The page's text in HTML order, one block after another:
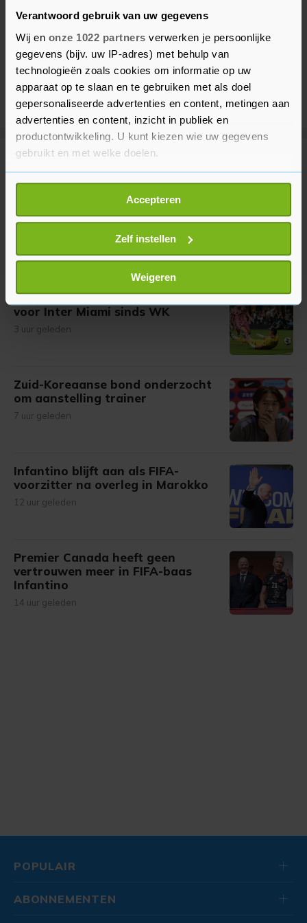
Verantwoord gebruik van uw gegevens
Wij en onze 1022 partners verwerken je persoonlijke
gegevens (bijv. uw IP-adres) met behulp van
technologieën zoals cookies om informatie op uw
apparaat op te slaan en te gebruiken met als doel
gepersonaliseerde advertenties en content, metingen aan
advertenties en content, inzicht in publiek en
productontwikkeling. U kunt kiezen wie uw gegevens
gebruikt en met welke doelen.
Als u het toestaat, willen we ook graag:
Informatie verzamelen over uw geografische
locatie, die tot een paar meter nauwkeurig kan zijn
Uw apparaat identificeren door het actief te
scannen op specifieke eigenschappen (fingerprinting)
Lees meer over hoe uw persoonlijke gegevens worden
verwerkt en stel uw voorkeuren in het
U kunt uw toestemming op elk moment wijzigen of
Met cookies werkt onze website beter en wordt jouw
onze cookiepagina kun je ons cookiebeleid bekijken en je
gemaakte keuze altijd wijzigen of intrekken.
Accepteren
Zelf instellen
Weigeren
KNVB blijft tegen Infantino na
spoedberaad FIFA
Messi maakt eerste doelpunten
voor Inter Miami sinds WK
3 uur geleden
Zuid-Koreaanse bond onderzocht
om aanstelling trainer
7 uur geleden
Infantino blijft aan als FIFA-
voorzitter na overleg in Marokko
12 uur geleden
Premier Canada heeft geen
vertrouwen meer in FIFA-baas
Infantino
14 uur geleden
POPULAIR
ABONNEMENTEN